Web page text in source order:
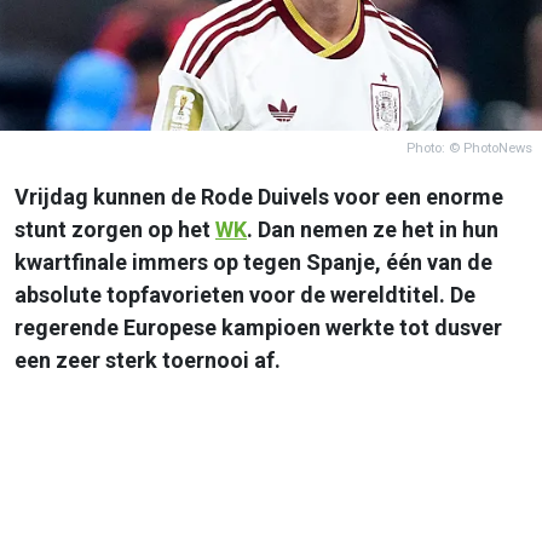
Photo: © PhotoNews
Vrijdag kunnen de Rode Duivels voor een enorme
stunt zorgen op hetWK. Dan nemen ze het in hun
kwartfinale immers op tegen Spanje, één van de
absolute topfavorieten voor de wereldtitel. De
regerende Europese kampioen werkte tot dusver
een zeer sterk toernooi af.